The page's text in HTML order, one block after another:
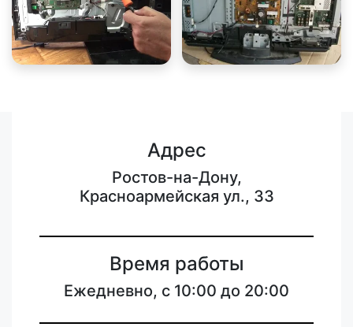
Адрес
Ростов-на-Дону,
Красноармейская ул., 33
Время работы
Ежедневно, с 10:00 до 20:00